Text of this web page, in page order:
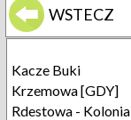
WSTECZ
Kacze Buki
Krzemowa [GDY]
Rdestowa - Kolonia